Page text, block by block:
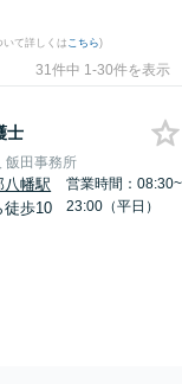
いて詳しくは こちら)
31件中 1-30件を表示
士
飯田事務所
八幡駅
徒歩10
営業時間：08:30~
23:00（平日）